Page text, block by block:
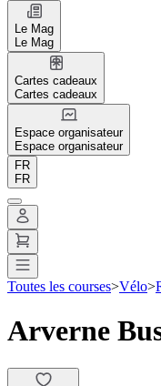
Le Mag
Le Mag
Cartes cadeaux
Cartes cadeaux
Espace organisateur
Espace organisateur
FR
FR
Toutes les courses>Vélo>
Arverne